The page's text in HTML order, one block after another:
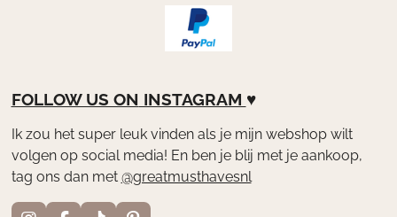
FOLLOW US ON INSTAGRAM ♥
Ik zou het super leuk vinden als je mijn webshop wilt
volgen op social media! En ben je blij met je aankoop,
tag ons dan met @greatmusthavesnl